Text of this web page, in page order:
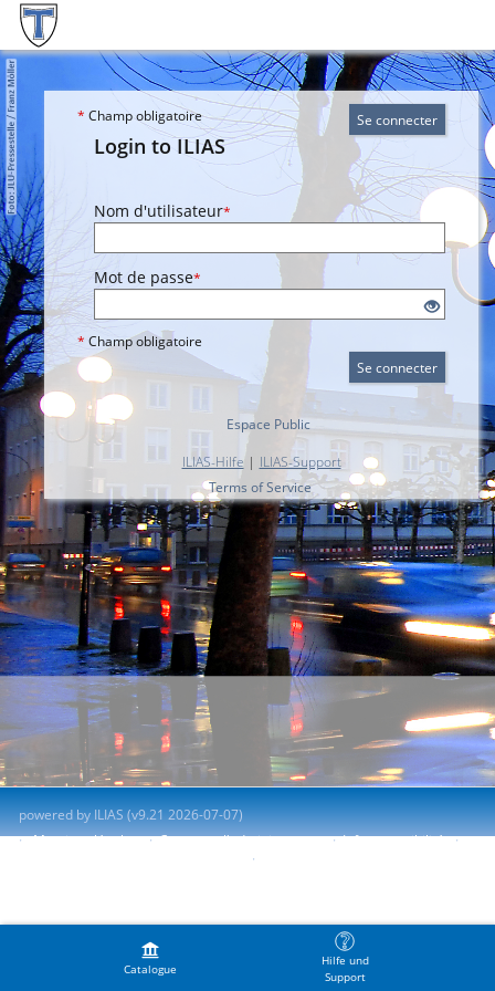
Catalogue
Hilfe und
Support
Se connecter
* Champ obligatoire
Login to ILIAS
Nom d'utilisateur*
Mot de passe*
* Champ obligatoire
Se connecter
Espace Public
ILIAS-Hilfe| ILIAS-Support
Terms of Service
powered by ILIAS (v9.21 2026-07-07)
Mentions légales
Contacter l'administrateur
Info accessibilité